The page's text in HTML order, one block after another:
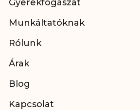
Gyerekfogászat
Munkáltatóknak
Rólunk
Árak
Blog
Kapcsolat